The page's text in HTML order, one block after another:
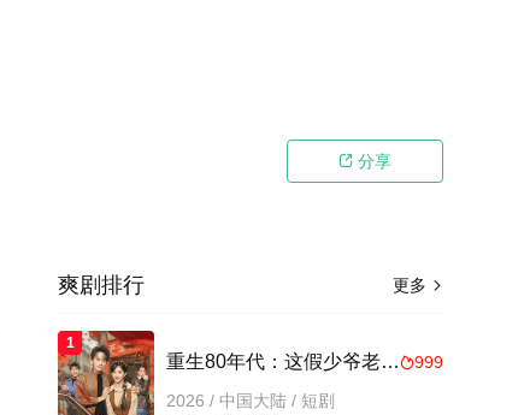
 分享
更多 
爽剧排行
1
999
重生80年代：这假少爷老子不当
2026 / 中国大陆 / 短剧